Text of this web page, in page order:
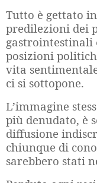
Tutto è gettato
predilezioni dei
gastrointestinali
posizioni
vita
ci si sottopone.
L’immagine
più denudato, è
diffusione
chiunque di
sarebbero stati